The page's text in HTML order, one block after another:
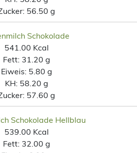
56.50 g
Schokolade
541.00 Kcal
Fett: 31.20 g
Eiweis: 5.80 g
KH: 58.20 g
57.60 g
Schokolade Hellblau
539.00 Kcal
Fett: 32.00 g